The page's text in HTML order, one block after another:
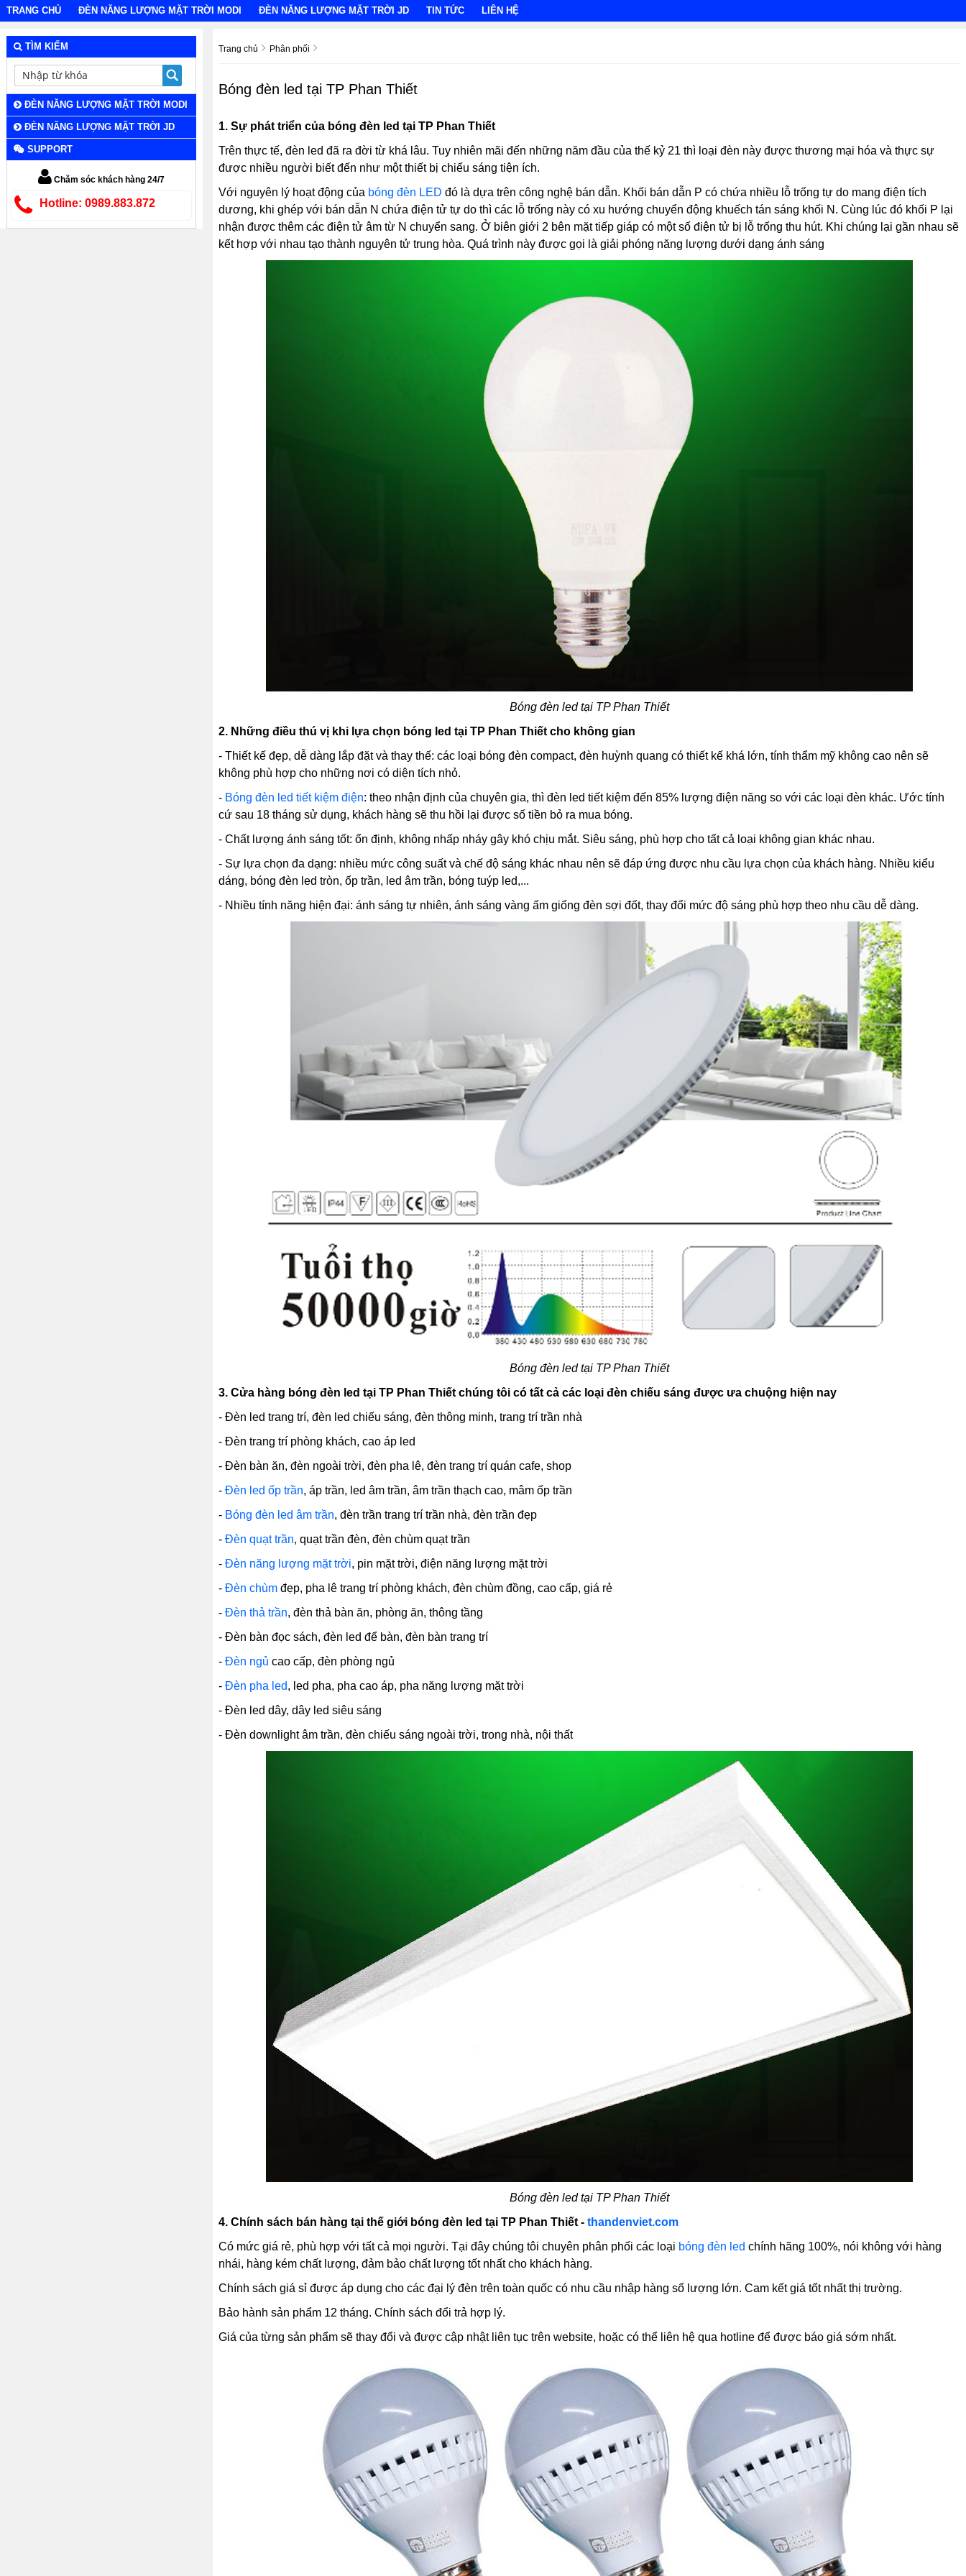
TRANG CHỦ ĐÈN NĂNG LƯỢNG MẶT TRỜI MODI ĐÈN NĂNG LƯỢNG MẶT TRỜI JD TIN TỨC LIÊN HỆ
Trang chủ Phân phối
Bóng đèn led tại TP Phan Thiết
1. Sự phát triển của bóng đèn led tại TP Phan Thiết
Trên thực tế, đèn led đã ra đời từ khá lâu. Tuy nhiên mãi đến những năm đầu của thế kỷ 21 thì loại đèn này được thương mại hóa và thực sự
được nhiều người biết đến như một thiết bị chiếu sáng tiện ích.
Với nguyên lý hoạt động của bóng đèn LED đó là dựa trên công nghệ bán dẫn. Khối bán dẫn P có chứa nhiều lỗ trống tự do mang điện tích
dương, khi ghép với bán dẫn N chứa điện tử tự do thì các lỗ trống này có xu hướng chuyển động khuếch tán sáng khối N. Cùng lúc đó khối P lại
nhận được thêm các điện tử âm từ N chuyển sang. Ở biên giới 2 bên mặt tiếp giáp có một số điện tử bị lỗ trống thu hút. Khi chúng lại gần nhau sẽ
kết hợp với nhau tạo thành nguyên tử trung hòa. Quá trình này được gọi là giải phóng năng lượng dưới dạng ánh sáng
Bóng đèn led tại TP Phan Thiết
2. Những điều thú vị khi lựa chọn bóng led tại TP Phan Thiết cho không gian
- Thiết kế đẹp, dễ dàng lắp đặt và thay thế: các loại bóng đèn compact, đèn huỳnh quang có thiết kế khá lớn, tính thẩm mỹ không cao nên sẽ
không phù hợp cho những nơi có diện tích nhỏ.
- Bóng đèn led tiết kiệm điện: theo nhận định của chuyên gia, thì đèn led tiết kiệm đến 85% lượng điện năng so với các loại đèn khác. Ước tính
cứ sau 18 tháng sử dụng, khách hàng sẽ thu hồi lại được số tiền bỏ ra mua bóng.
- Chất lượng ánh sáng tốt: ổn định, không nhấp nháy gây khó chịu mắt. Siêu sáng, phù hợp cho tất cả loại không gian khác nhau.
- Sự lựa chọn đa dạng: nhiều mức công suất và chế độ sáng khác nhau nên sẽ đáp ứng được nhu cầu lựa chọn của khách hàng. Nhiều kiểu
dáng, bóng đèn led tròn, ốp trần, led âm trần, bóng tuýp led,...
- Nhiều tính năng hiện đại: ánh sáng tự nhiên, ánh sáng vàng ấm giống đèn sợi đốt, thay đổi mức độ sáng phù hợp theo nhu cầu dễ dàng.
Bóng đèn led tại TP Phan Thiết
3. Cửa hàng bóng đèn led tại TP Phan Thiết chúng tôi có tất cả các loại đèn chiếu sáng được ưa chuộng hiện nay
- Đèn led trang trí, đèn led chiếu sáng, đèn thông minh, trang trí trần nhà
- Đèn trang trí phòng khách, cao áp led
- Đèn bàn ăn, đèn ngoài trời, đèn pha lê, đèn trang trí quán cafe, shop
- Đèn led ốp trần, áp trần, led âm trần, âm trần thạch cao, mâm ốp trần
- Bóng đèn led âm trần, đèn trần trang trí trần nhà, đèn trần đẹp
- Đèn quạt trần, quạt trần đèn, đèn chùm quạt trần
- Đèn năng lượng mặt trời, pin mặt trời, điện năng lượng mặt trời
- Đèn chùmđẹp, pha lê trang trí phòng khách, đèn chùm đồng, cao cấp, giá rẻ
- Đèn thả trần, đèn thả bàn ăn, phòng ăn, thông tầng
- Đèn bàn đọc sách, đèn led để bàn, đèn bàn trang trí
- Đèn ngủ cao cấp, đèn phòng ngủ
- Đèn pha led, led pha, pha cao áp, pha năng lượng mặt trời
- Đèn led dây, dây led siêu sáng
- Đèn downlight âm trần, đèn chiếu sáng ngoài trời, trong nhà, nội thất
Bóng đèn led tại TP Phan Thiết
4. Chính sách bán hàng tại thế giới bóng đèn led tại TP Phan Thiết - thandenviet.com
Có mức giá rẻ, phù hợp với tất cả mọi người. Tại đây chúng tôi chuyên phân phối các loại bóng đèn led chính hãng 100%, nói không với hàng
nhái, hàng kém chất lượng, đảm bảo chất lượng tốt nhất cho khách hàng.
Chính sách giá sỉ được áp dụng cho các đại lý đèn trên toàn quốc có nhu cầu nhập hàng số lượng lớn. Cam kết giá tốt nhất thị trường.
Bảo hành sản phẩm 12 tháng. Chính sách đổi trả hợp lý.
Giá của từng sản phẩm sẽ thay đổi và được cập nhật liên tục trên website, hoặc có thể liên hệ qua hotline để được báo giá sớm nhất.
TÌM KIẾM
ĐÈN NĂNG LƯỢNG MẶT TRỜI MODI
ĐÈN NĂNG LƯỢNG MẶT TRỜI JD
SUPPORT
Chăm sóc khách hàng 24/7
Hotline: 0989.883.872